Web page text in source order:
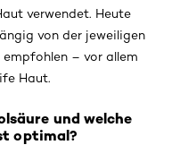
verwendet. Heute
von der jeweiligen
– vor allem
Haut.
und welche
optimal?